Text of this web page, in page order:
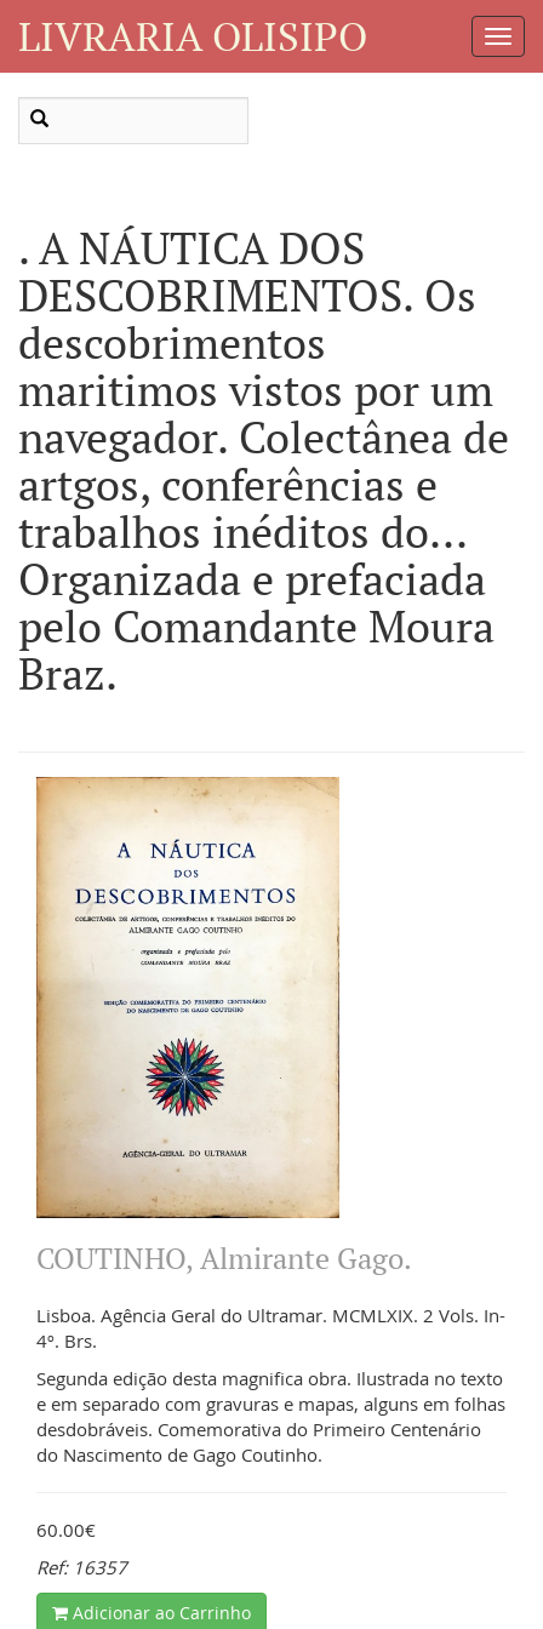
LIVRARIA OLISIPO
. A NÁUTICA DOS
DESCOBRIMENTOS. Os
descobrimentos
maritimos vistos por um
navegador. Colectânea de
artgos, conferências e
trabalhos inéditos do...
Organizada e prefaciada
pelo Comandante Moura
Braz.
COUTINHO, Almirante Gago.
Lisboa. Agência Geral do Ultramar. MCMLXIX. 2 Vols. In-
4º. Brs.
Segunda edição desta magnifica obra. Ilustrada no texto
e em separado com gravuras e mapas, alguns em folhas
desdobráveis. Comemorativa do Primeiro Centenário
do Nascimento de Gago Coutinho.
60.00€
Ref: 16357
Adicionar ao Carrinho